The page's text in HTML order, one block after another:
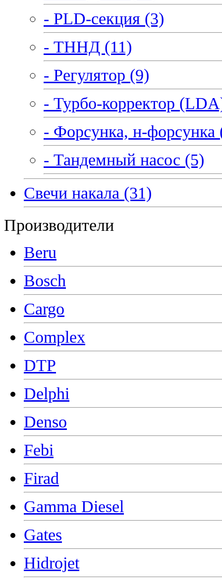
- PLD-секция (3)
- ТННД (11)
- Регулятор (9)
- Турбо-корректор
- Форсунка, н-форсунка
- Тандемный насос (5)
Свечи накала (31)
Производители
Beru
Bosch
Cargo
Complex
DTP
Delphi
Denso
Febi
Firad
Gamma Diesel
Gates
Hidrojet